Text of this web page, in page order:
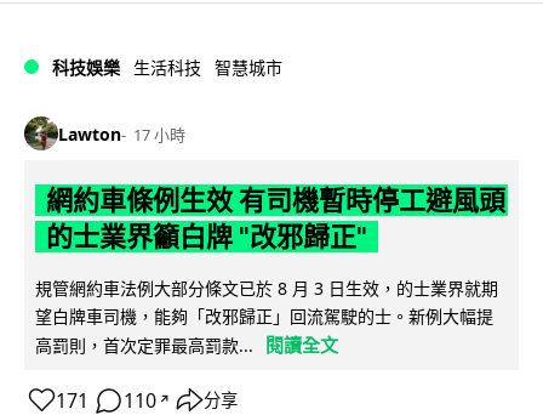
科技娛樂 生活科技 智慧城市
Lawton 17 小時
網約車條例生效 有司機暫時停工避風頭
的士業界籲白牌 "改邪歸正"
規管網約車法例大部分條文已於 8 月 3 日生效，的士業界就期
望白牌車司機，能夠「改邪歸正」回流駕駛的士。新例大幅提
高罰則，首次定罪最高罰款...
閱讀全文
171 110 ↗ 分享